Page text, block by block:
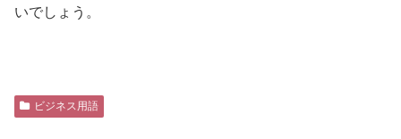
いでしょう。
ビジネス用語